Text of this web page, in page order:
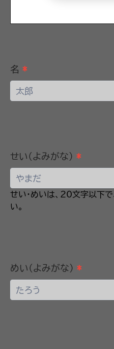
ン
レ
ー
名 *
せい(よみがな) *
せい・めいは、20文字以下
い。
めい(よみがな) *